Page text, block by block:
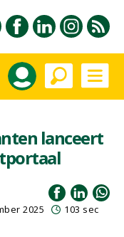
lanceert
2025 103 sec